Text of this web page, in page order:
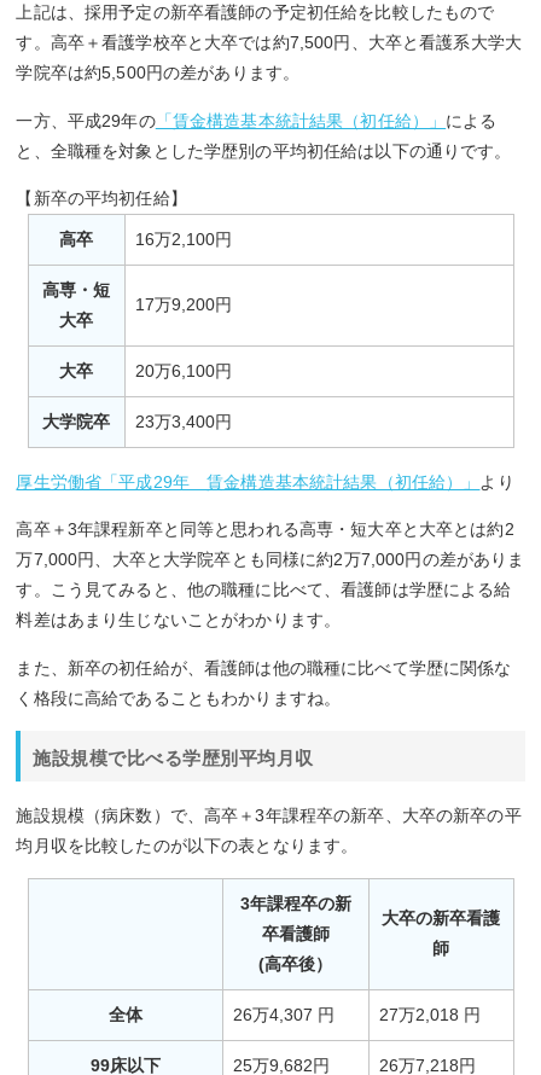
上記は、採用予定の新卒看護師の予定初任給を比較したもので
す。高卒＋看護学校卒と大卒では約7,500円、大卒と看護系大学大
学院卒は約5,500円の差があります。
一方、平成29年の「賃金構造基本統計結果（初任給）」 による
と、全職種を対象とした学歴別の平均初任給は以下の通りです。
【新卒の平均初任給】
高卒 16万2,100円
高専・短
大卒
17万9,200円
大卒 20万6,100円
大学院卒 23万3,400円
厚生労働省「平成29年 賃金構造基本統計結果（初任給）」 より
高卒＋3年課程新卒と同等と思われる高専・短大卒と大卒とは約2
万7,000円、大卒と大学院卒とも同様に約2万7,000円の差がありま
す。こう見てみると、他の職種に比べて、看護師は学歴による給
料差はあまり生じないことがわかります。
また、新卒の初任給が、看護師は他の職種に比べて学歴に関係な
く格段に高給であることもわかりますね。
施設規模で比べる学歴別平均月収
施設規模（病床数）で、高卒＋3年課程卒の新卒、大卒の新卒の平
均月収を比較したのが以下の表となります。
3年課程卒の新
卒看護師
(高卒後）
大卒の新卒看護
師
全体 26万4,307 円 27万2,018 円
99床以下 25万9,682円 26万7,218円